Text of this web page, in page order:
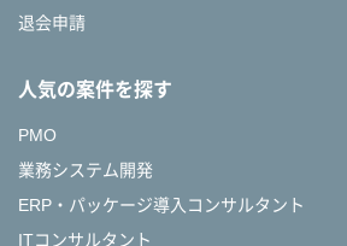
退会申請
人気の案件を探す
PMO
業務システム開発
ERP・パッケージ導入コンサルタント
ITコンサルタント